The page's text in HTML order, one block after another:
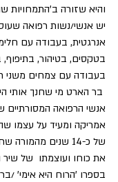
והיא שזורה ב'התמחויות
יש אנשי/נשות רפואה
אנרגטית, בעבודה עם
בטקסים, בטיהור,
בעבודה עם צמחים משני
בר הארט מי שחנך אותי
אנשי הרפואה המסורתיים
אמריקה ומעיד על עצמו
של כ-14 שנים
את כוחו ועוצמתו  של
בספרו 'הרוח היא אימי' /